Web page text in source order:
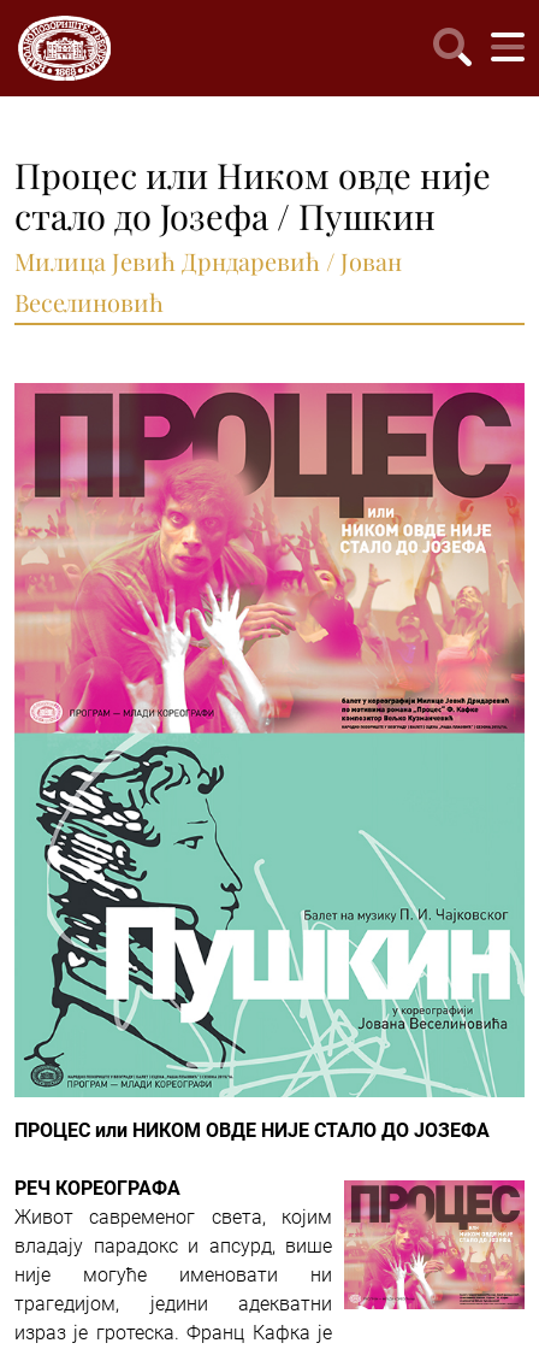
Процес или Ником овде није
стало до Јозефа / Пушкин
Милица Јевић Дрндаревић / Јован
Веселиновић
ПРОЦЕС или НИКОМ ОВДЕ НИЈЕ СТАЛО ДО ЈОЗЕФА
РЕЧ КОРЕОГРАФА
Живот савременог света, којим
владају парадокс и апсурд, више
није могуће именовати ни
трагедијом, једини адекватни
израз је гротеска. Франц Кафка је